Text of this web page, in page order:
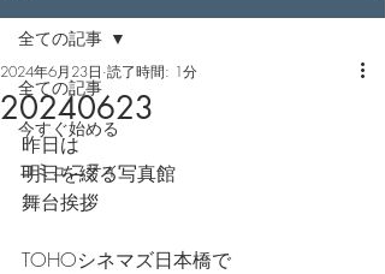
全ての記事
今すぐ始める
コミュニティ
全ての記事
20240623
2024年6月23日 読了時間: 1分
昨日は
明日を綴る写真館
舞台挨拶
TOHOシネマズ日本橋で